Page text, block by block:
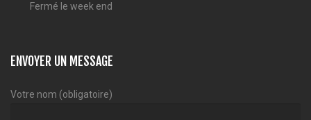
Fermé le week end
ENVOYER UN MESSAGE
Votre nom (obligatoire)